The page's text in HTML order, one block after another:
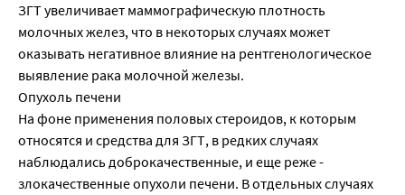
ЗГТ увеличивает маммографическую плотность
молочных желез, что в некоторых случаях может
оказывать негативное влияние на рентгенологическое
выявление рака молочной железы.
Опухоль печени
На фоне применения половых стероидов, к которым
относятся и средства для ЗГТ, в редких случаях
наблюдались доброкачественные, и еще реже -
злокачественные опухоли печени. В отдельных случаях